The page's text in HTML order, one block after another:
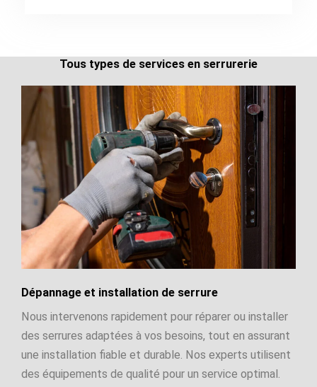
Tous types de services en serrurerie
Dépannage et installation de serrure
Nous intervenons rapidement pour réparer ou installer
des serrures adaptées à vos besoins, tout en assurant
une installation fiable et durable. Nos experts utilisent
des équipements de qualité pour un service optimal.